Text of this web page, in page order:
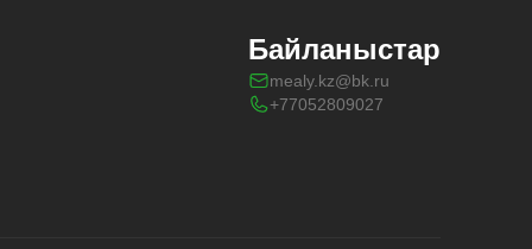
Байланыстар
mealy.kz@bk.ru
+77052809027